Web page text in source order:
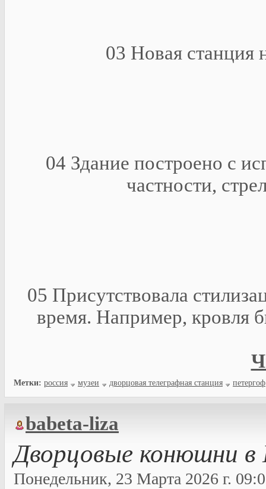
03 Новая станция
04 Здание построено с
частности,
05 Присутствовала
время. Например, кровля
Метки: россия музеи дворцовая телеграфная станция петергоф
babeta-liza
Дворцовые конюшни
Понедельник, 23 Марта 2026 г.